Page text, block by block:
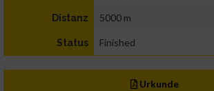
Distanz 5000 m
Status Finished
Urkunde